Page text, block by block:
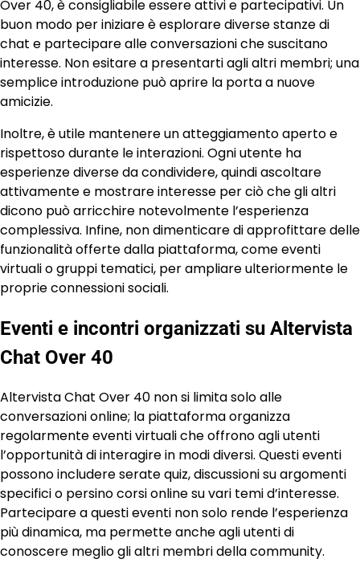
Over 40, è consigliabile essere attivi e partecipativi. Un
buon modo per iniziare è esplorare diverse stanze di
chat e partecipare alle conversazioni che suscitano
interesse. Non esitare a presentarti agli altri membri; una
semplice introduzione può aprire la porta a nuove
amicizie.
Inoltre, è utile mantenere un atteggiamento aperto e
rispettoso durante le interazioni. Ogni utente ha
esperienze diverse da condividere, quindi ascoltare
attivamente e mostrare interesse per ciò che gli altri
dicono può arricchire notevolmente l’esperienza
complessiva. Infine, non dimenticare di approfittare delle
funzionalità offerte dalla piattaforma, come eventi
virtuali o gruppi tematici, per ampliare ulteriormente le
proprie connessioni sociali.
Eventi e incontri organizzati su Altervista
Chat Over 40
Altervista Chat Over 40 non si limita solo alle
conversazioni online; la piattaforma organizza
regolarmente eventi virtuali che offrono agli utenti
l’opportunità di interagire in modi diversi. Questi eventi
possono includere serate quiz, discussioni su argomenti
specifici o persino corsi online su vari temi d’interesse.
Partecipare a questi eventi non solo rende l’esperienza
più dinamica, ma permette anche agli utenti di
conoscere meglio gli altri membri della community.